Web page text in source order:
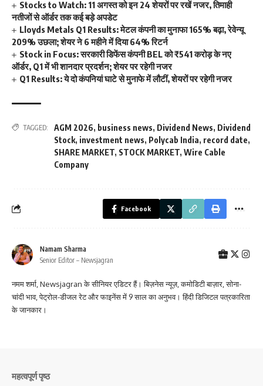
Stocks to Watch: 11 अगस्त को इन 24 शेयरों पर रखें नजर, तिमाही
नतीजों से ऑर्डर तक कई बड़े अपडेट
Lloyds Metals Q1 Results: मेटल कंपनी का मुनाफा 165% बढ़ा, रेवेन्यू
209% उछला; शेयर ने 6 महीने में दिया 64% रिटर्न
Stock in Focus: सरकारी डिफेंस कंपनी BEL को ₹541 करोड़ के नए
ऑर्डर, Q1 में भी शानदार प्रदर्शन; शेयर पर रहेगी नजर
Q1 Results: ये दो कंपनियां घाटे से मुनाफे में लौटीं, शेयरों पर रहेगी नजर
TAGGED: AGM 2026, business news, Dividend News, Dividend
Stock, investment news, Polycab India, record date,
SHARE MARKET, STOCK MARKET, Wire Cable
Company
Facebook
Namam Sharma
Senior Editor – Newsjagran
नमम शर्मा, Newsjagran के सीनियर एडिटर हैं। बिज़नेस न्यूज़, कमोडिटी बाज़ार, सोना-
चांदी भाव, पेट्रोल-डीजल रेट और फाइनेंस में 9 साल का अनुभव। हिंदी डिजिटल पत्रकारिता
के जानकार।
महत्वपूर्ण पृष्ठ